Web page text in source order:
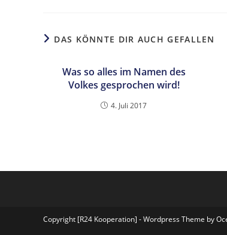
DAS KÖNNTE DIR AUCH GEFALLEN
Was so alles im Namen des
Volkes gesprochen wird!
4. Juli 2017
Copyright [R24 Kooperation] - Wordpress Theme by